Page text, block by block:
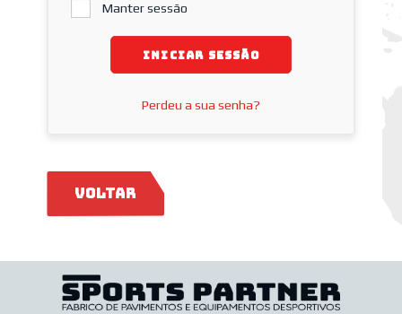
Manter sessão
INICIAR SESSÃO
Perdeu a sua senha?
Voltar